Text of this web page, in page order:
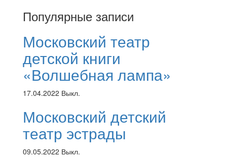
Популярные записи
Московский театр
детской книги
«Волшебная лампа»
17.04.2022 Выкл.
Московский детский
театр эстрады
09.05.2022 Выкл.